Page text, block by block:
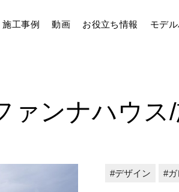
施工事例 動画 お役立ち情報 モデ
ァンナハウス
デザイン ガ